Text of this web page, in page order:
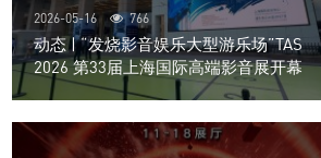
2026-05-16 766
动态 | “发烧影音娱乐大型游乐场”TAS
2026 第33届上海国际高端影音展开幕